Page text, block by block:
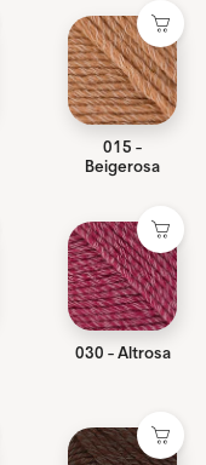
015 -
Beigerosa
030 - Altrosa